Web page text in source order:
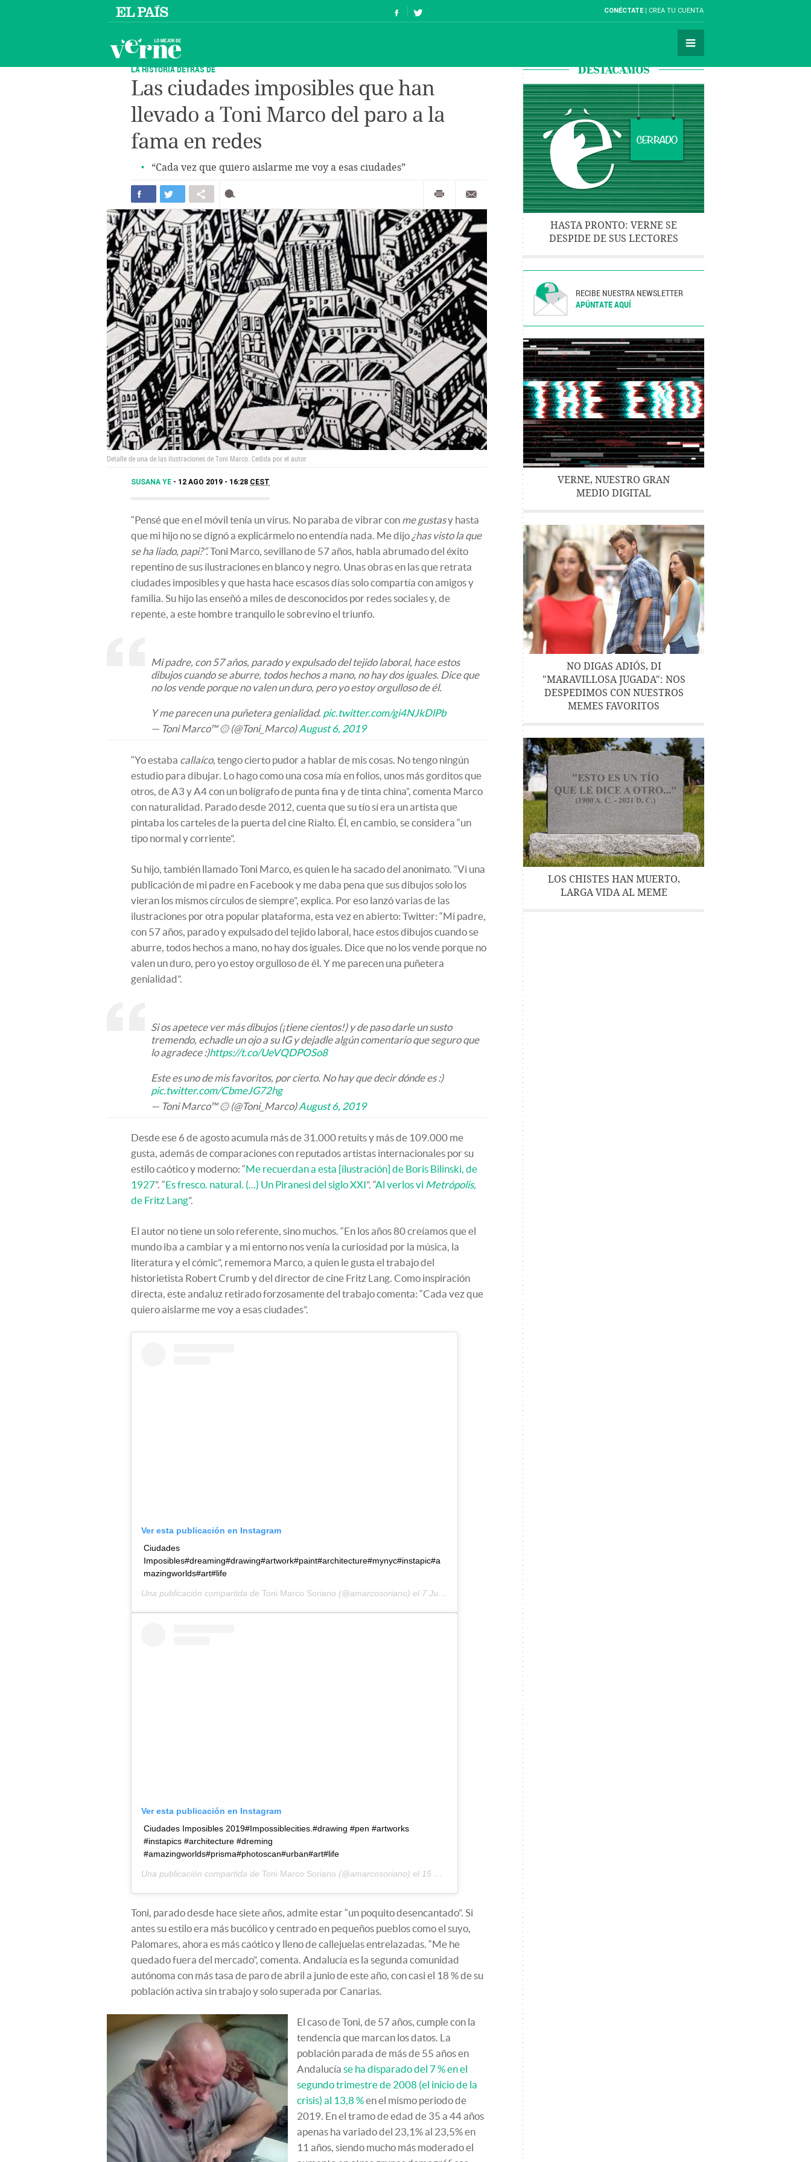
CONÉCTATE CREA TU CUENTA
LA HISTORIA DETRÁS DE
Las ciudades imposibles que han
llevado a Toni Marco del paro a la
fama en redes
“Cada vez que quiero aislarme me voy a esas ciudades”
Detalle de una de las ilustraciones de Toni Marco. Cedida por el autor
SUSANA YE 12 AGO 2019 - 16:28 CEST
“Pensé que en el móvil tenía un virus. No paraba de vibrar con me gustasy hasta
que mi hijo no se dignó a explicármelo no entendía nada. Me dijo ¿has visto la que
se ha liado, papi?”.Toni Marco, sevillano de 57 años, habla abrumado del éxito
repentino de sus ilustraciones en blanco y negro. Unas obras en las que retrata
ciudades imposibles y que hasta hace escasos días solo compartía con amigos y
familia. Su hijo las enseñó a miles de desconocidos por redes sociales y, de
repente, a este hombre tranquilo le sobrevino el triunfo.
Mi padre, con 57 años, parado y expulsado del tejido laboral, hace estos
dibujos cuando se aburre, todos hechos a mano, no hay dos iguales. Dice que
no los vende porque no valen un duro, pero yo estoy orgulloso de él.
Y me parecen una puñetera genialidad. pic.twitter.com/gi4NJkDlPb
— Toni Marco™ ۞ (@Toni_Marco)August 6, 2019
“Yo estaba callaíco, tengo cierto pudor a hablar de mis cosas. No tengo ningún
estudio para dibujar. Lo hago como una cosa mía en folios, unos más gorditos que
otros, de A3 y A4 con un bolígrafo de punta fina y de tinta china”, comenta Marco
con naturalidad. Parado desde 2012, cuenta que su tío sí era un artista que
pintaba los carteles de la puerta del cine Rialto. Él, en cambio, se considera “un
tipo normal y corriente”.
Su hijo, también llamado Toni Marco, es quien le ha sacado del anonimato. “Vi una
publicación de mi padre en Facebook y me daba pena que sus dibujos solo los
vieran los mismos círculos de siempre”, explica. Por eso lanzó varias de las
ilustraciones por otra popular plataforma, esta vez en abierto: Twitter: “Mi padre,
con 57 años, parado y expulsado del tejido laboral, hace estos dibujos cuando se
aburre, todos hechos a mano, no hay dos iguales. Dice que no los vende porque no
valen un duro, pero yo estoy orgulloso de él. Y me parecen una puñetera
genialidad”.
Si os apetece ver más dibujos (¡tiene cientos!) y de paso darle un susto
tremendo, echadle un ojo a su IG y dejadle algún comentario que seguro que
lo agradece :)https://t.co/UeVQDPOSo8
Este es uno de mis favoritos, por cierto. No hay que decir dónde es :)
pic.twitter.com/CbmeJG72hg
— Toni Marco™ ۞ (@Toni_Marco)August 6, 2019
Desde ese 6 de agosto acumula más de 31.000 retuits y más de 109.000 me
gusta, además de comparaciones con reputados artistas internacionales por su
estilo caótico y moderno: “Me recuerdan a esta [ilustración] de Boris Bilinski, de
1927”. “Es fresco. natural. (...) Un Piranesi del siglo XXI”. “Al verlos vi Metrópolis,
de Fritz Lang”.
El autor no tiene un solo referente, sino muchos. “En los años 80 creíamos que el
mundo iba a cambiar y a mi entorno nos venía la curiosidad por la música, la
literatura y el cómic”, rememora Marco, a quien le gusta el trabajo del
historietista Robert Crumb y del director de cine Fritz Lang. Como inspiración
directa, este andaluz retirado forzosamente del trabajo comenta: “Cada vez que
quiero aislarme me voy a esas ciudades”.
Ver esta publicación en Instagram
Ciudades
Imposibles#dreaming#drawing#artwork#paint#architecture#mynyc#instapic#a
mazingworlds#art#life
Una publicación compartida de Toni Marco Soriano (@amarcosoriano) el 7 Jul, 2019 a las 3:08 PDT
Ver esta publicación en Instagram
Ciudades Imposibles 2019#Impossiblecities.#drawing #pen #artworks
#instapics #architecture #dreming
#amazingworlds#prisma#photoscan#urban#art#life
Una publicación compartida de Toni Marco Soriano (@amarcosoriano) el 15 Mar, 2019 a las 12:33 PDT
Toni, parado desde hace siete años, admite estar “un poquito desencantado”. Si
antes su estilo era más bucólico y centrado en pequeños pueblos como el suyo,
Palomares, ahora es más caótico y lleno de callejuelas entrelazadas. “Me he
quedado fuera del mercado”, comenta. Andalucía es la segunda comunidad
autónoma con más tasa de paro de abril a junio de este año, con casi el 18 % de su
población activa sin trabajo y solo superada por Canarias.
El caso de Toni, de 57 años, cumple con la
tendencia que marcan los datos. La
población parada de más de 55 años en
Andalucía se ha disparado del 7 % en el
segundo trimestre de 2008 (el inicio de la
crisis) al 13,8 %en el mismo periodo de
2019. En el tramo de edad de 35 a 44 años
apenas ha variado del 23,1% al 23,5% en
11 años, siendo mucho más moderado el
DESTACAMOS
HASTA PRONTO: VERNE SE
DESPIDE DE SUS LECTORES
RECIBE NUESTRA NEWSLETTER
APÚNTATE AQUÍ
VERNE, NUESTRO GRAN
MEDIO DIGITAL
NO DIGAS ADIÓS, DI
"MARAVILLOSA JUGADA": NOS
DESPEDIMOS CON NUESTROS
MEMES FAVORITOS
LOS CHISTES HAN MUERTO,
LARGA VIDA AL MEME